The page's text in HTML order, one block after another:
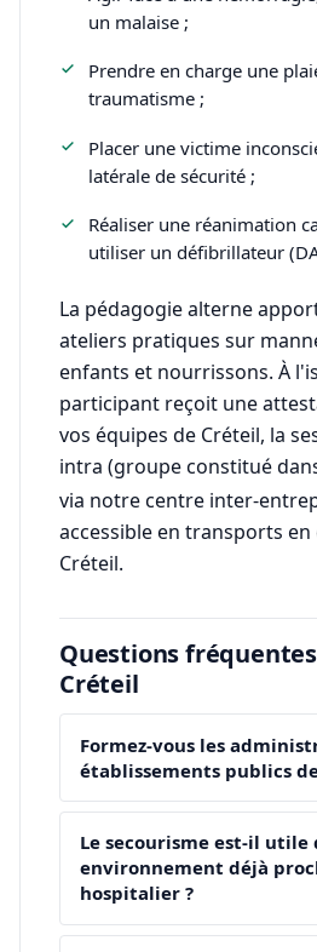
un malaise ;
Prendre en charge une
traumatisme ;
Placer une victime
latérale de sécurité ;
Réaliser une réanimation
utiliser un défibrillateur
La pédagogie alterne
ateliers pratiques sur
enfants et nourrissons. À
participant reçoit une
vos équipes de Créteil, la
intra (groupe constitué
via notre centre inter-
accessible en transports
Créteil.
Questions
Créteil
Formez-vous les
établissements publics
Le secourisme est-il utile
environnement déjà
hospitalier ?